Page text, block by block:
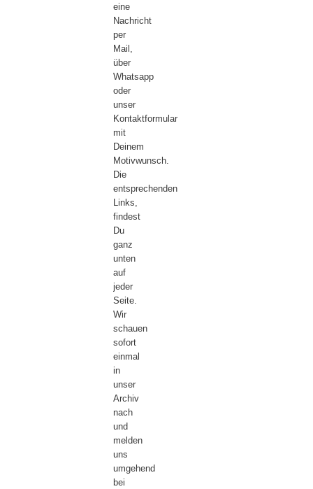
eine
Nachricht
per
Mail,
über
Whatsapp
oder
unser
Kontaktformular
mit
Deinem
Motivwunsch.
Die
entsprechenden
Links,
findest
Du
ganz
unten
auf
jeder
Seite.
Wir
schauen
sofort
einmal
in
unser
Archiv
nach
und
melden
uns
umgehend
bei